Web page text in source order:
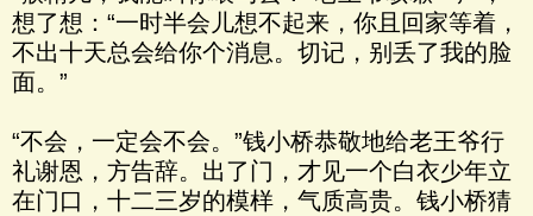
想了想：“一时半会儿想不起来，你且回家等着，
不出十天总会给你个消息。切记，别丢了我的脸
面。”
“不会，一定会不会。”钱小桥恭敬地给老王爷行
礼谢恩，方告辞。出了门，才见一个白衣少年立
在门口，十二三岁的模样，气质高贵。钱小桥猜